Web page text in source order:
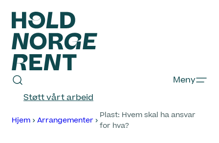
Hopp
innhold
Hold
Norge
Støtt vårt arbeid
Meny
Hjem Arrangementer
Plast: Hvem skal ha ansvar
for hva?